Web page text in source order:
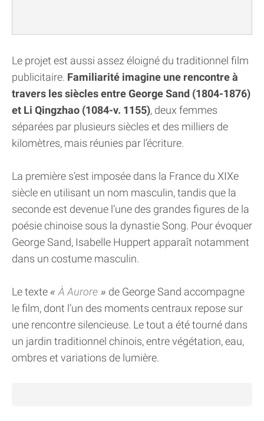
Le projet est aussi assez éloigné du traditionnel film
publicitaire. Familiarité imagine une rencontre à
travers les siècles entre George Sand (1804-1876)
et Li Qingzhao (1084-v. 1155), deux femmes
séparées par plusieurs siècles et des milliers de
kilomètres, mais réunies par l’écriture.
La première s’est imposée dans la France du XIXe
siècle en utilisant un nom masculin, tandis que la
seconde est devenue l’une des grandes figures de la
poésie chinoise sous la dynastie Song. Pour évoquer
George Sand, Isabelle Huppert apparaît notamment
dans un costume masculin.
Le texte À Aurore
de George Sand accompagne
le film, dont l’un des moments centraux repose sur
une rencontre silencieuse. Le tout a été tourné dans
un jardin traditionnel chinois, entre végétation, eau,
ombres et variations de lumière.